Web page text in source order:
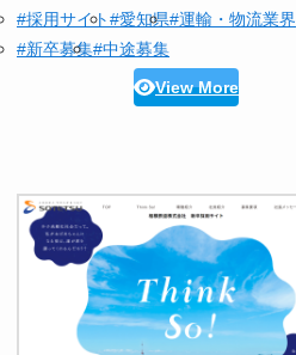
#採用サイト#愛知県#運輸・物流業界
#新卒募集#中途募集
View More